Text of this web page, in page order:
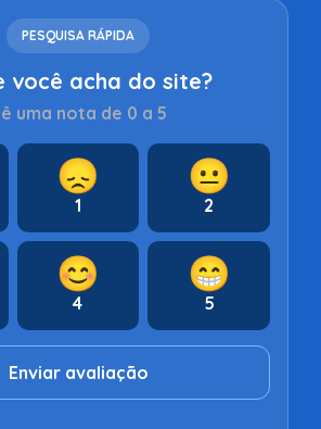
PESQUISA RÁPIDA
você acha do site?
uma nota de 0 a 5
😞
1
😐
2
😊
4
😁
5
Enviar avaliação